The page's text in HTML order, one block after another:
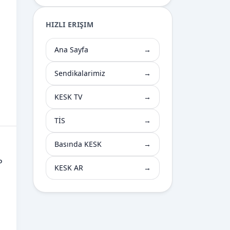
HIZLI ERIŞIM
Ana Sayfa →
Sendikalarimiz →
KESK TV →
TİS →
Basında KESK →
KESK AR →